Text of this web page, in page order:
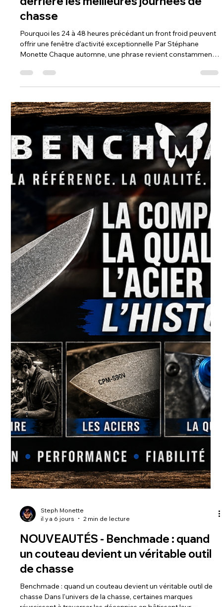
Steph Monette
il y a 5 jours
4 min de lecture
Front froid, pression barométrique et
déplacements des chevreuils et des
orignaux : comprendre la science
derrière les meilleures journées de
chasse
Pourquoi les 24 à 48 heures précédant un front froid peuvent
offrir une fenêtre d'activité exceptionnelle Par Stéphane
dans les camps de chasse : « Les chevreuils et les orignaux
vont bouger, un front froid approche! » Pour plusieurs
chasseurs, il s'agit d'un savoir transmis de génération en
génération. Pourtant, les recherches scientifiques réalisées au
cours des dernières années à l'aide de colliers GPS et d'études
co